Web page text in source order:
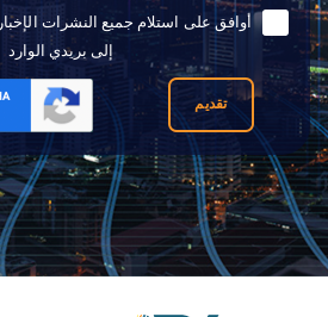
إلى بريدي الوارد
تقديم